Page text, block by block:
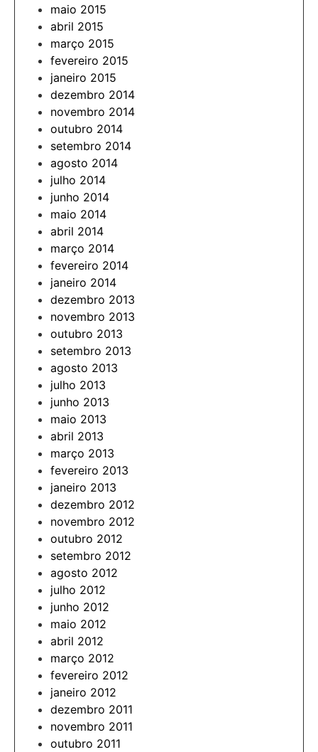
maio 2015
abril 2015
março 2015
fevereiro 2015
janeiro 2015
dezembro 2014
novembro 2014
outubro 2014
setembro 2014
agosto 2014
julho 2014
junho 2014
maio 2014
abril 2014
março 2014
fevereiro 2014
janeiro 2014
dezembro 2013
novembro 2013
outubro 2013
setembro 2013
agosto 2013
julho 2013
junho 2013
maio 2013
abril 2013
março 2013
fevereiro 2013
janeiro 2013
dezembro 2012
novembro 2012
outubro 2012
setembro 2012
agosto 2012
julho 2012
junho 2012
maio 2012
abril 2012
março 2012
fevereiro 2012
janeiro 2012
dezembro 2011
novembro 2011
outubro 2011